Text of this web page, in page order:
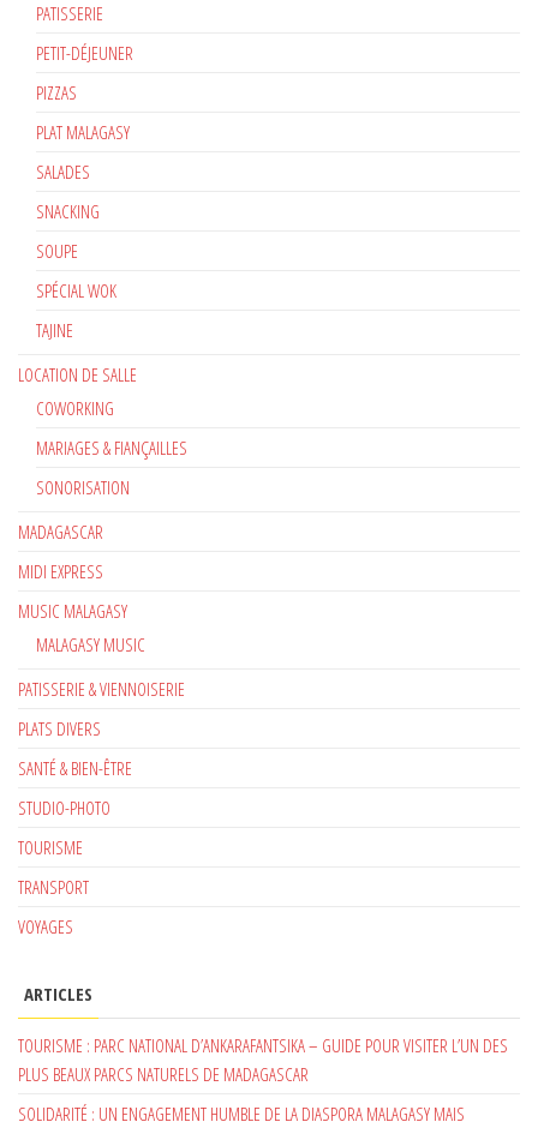
PATISSERIE
PETIT-DÉJEUNER
PIZZAS
PLAT MALAGASY
SALADES
SNACKING
SOUPE
SPÉCIAL WOK
TAJINE
LOCATION DE SALLE
COWORKING
MARIAGES & FIANÇAILLES
SONORISATION
MADAGASCAR
MIDI EXPRESS
MUSIC MALAGASY
MALAGASY MUSIC
PATISSERIE & VIENNOISERIE
PLATS DIVERS
SANTÉ & BIEN-ÊTRE
STUDIO-PHOTO
TOURISME
TRANSPORT
VOYAGES
ARTICLES
TOURISME : PARC NATIONAL D’ANKARAFANTSIKA – GUIDE POUR VISITER L’UN DES
PLUS BEAUX PARCS NATURELS DE MADAGASCAR
SOLIDARITÉ : UN ENGAGEMENT HUMBLE DE LA DIASPORA MALAGASY MAIS